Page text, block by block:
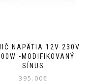
NAPÄTIA 12V 230V
-MODIFIKOVANÝ
SÍNUS
395.00€